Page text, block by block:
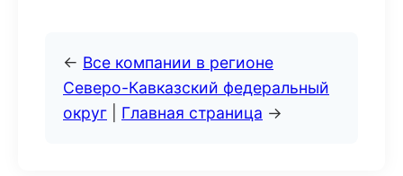
← Все компании в регионе
Северо-Кавказский федеральный
округ
Главная страница →